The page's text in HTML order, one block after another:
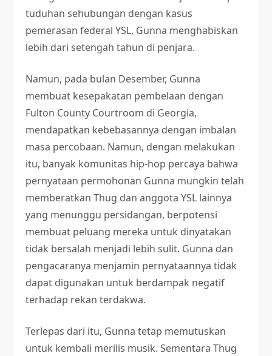
tuduhan sehubungan dengan kasus
pemerasan federal YSL, Gunna menghabiskan
lebih dari setengah tahun di penjara.
Namun, pada bulan Desember, Gunna
membuat kesepakatan pembelaan dengan
Fulton County Courtroom di Georgia,
mendapatkan kebebasannya dengan imbalan
masa percobaan. Namun, dengan melakukan
itu, banyak komunitas hip-hop percaya bahwa
pernyataan permohonan Gunna mungkin telah
memberatkan Thug dan anggota YSL lainnya
yang menunggu persidangan, berpotensi
membuat peluang mereka untuk dinyatakan
tidak bersalah menjadi lebih sulit. Gunna dan
pengacaranya menjamin pernyataannya tidak
dapat digunakan untuk berdampak negatif
terhadap rekan terdakwa.
Terlepas dari itu, Gunna tetap memutuskan
untuk kembali merilis musik. Sementara Thug